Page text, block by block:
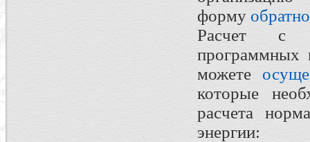
форму
Расчет с
программных
можете
которые
расчета
энергии: